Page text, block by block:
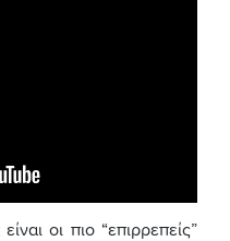
είναι οι πιο “επιρρεπείς”